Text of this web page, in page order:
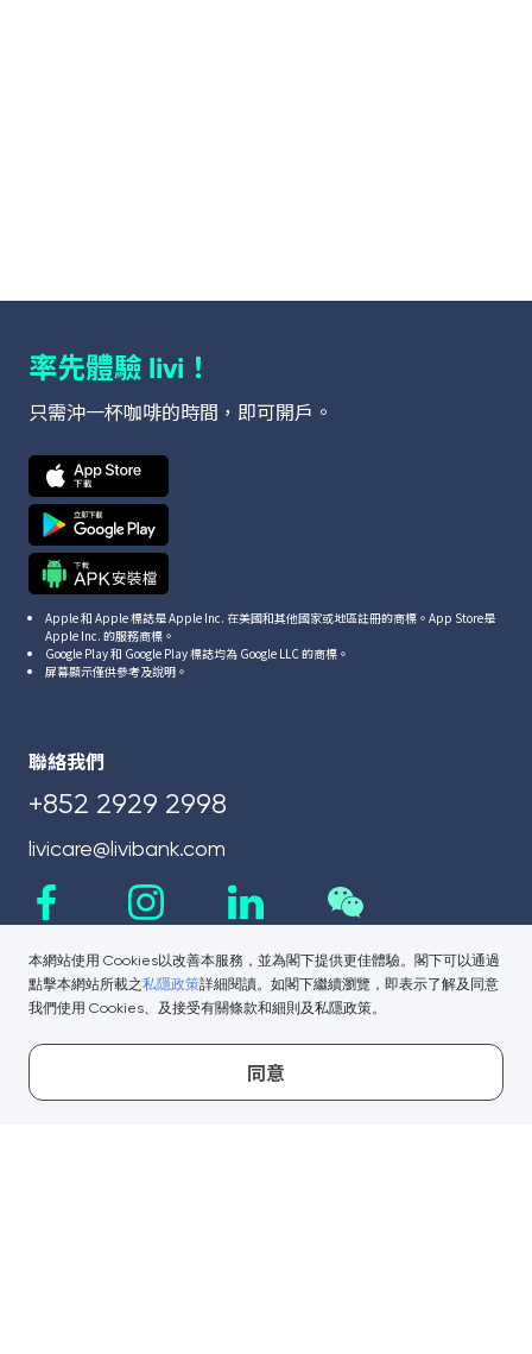
本網站使用 Cookies以改善本服務，並為閣下提供更佳體驗。閣下可以通過
點擊本網站所載之私隱政策詳細閱讀。如閣下繼續瀏覽，即表示了解及同意
我們使用 Cookies、及接受有關條款和細則及私隱政策。
同意
率先體驗 livi ！
只需沖一杯咖啡的時間，即可開戶。
Apple 和 Apple 標誌是 Apple Inc. 在美國和其他國家或地區註冊的商標。App Store是
Apple Inc. 的服務商標。
Google Play 和 Google Play 標誌均為 Google LLC 的商標。
屏幕顯示僅供參考及說明。
聯絡我們
+852 2929 2998
livicare@livibank.com
相關鏈接